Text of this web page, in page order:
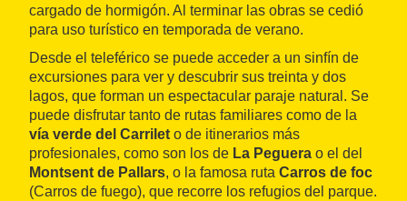
cargado de hormigón. Al terminar las obras se cedió
para uso turístico en temporada de verano.
Desde el teleférico se puede acceder a un sinfín de
excursiones para ver y descubrir sus treinta y dos
lagos, que forman un espectacular paraje natural. Se
puede disfrutar tanto de rutas familiares como de la
vía verde del Carrilet o de itinerarios más
profesionales, como son los de La Peguera o el del
Montsent de Pallars, o la famosa ruta Carros de foc
(Carros de fuego), que recorre los refugios del parque.